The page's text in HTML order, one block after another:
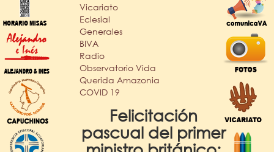
Vicariato
Eclesial
Generales
BIVA
Radio
Observatorio Vida
Querida Amazonia
COVID 19
Felicitación
pascual del primer